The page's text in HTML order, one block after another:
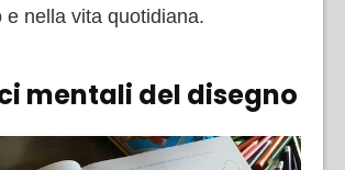
e nella vita quotidiana.
mentali del disegno